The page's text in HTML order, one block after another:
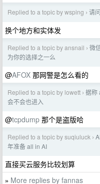
Replied to a topic by wsping › 请
换个地方和实体发
Replied to a topic by ansnail › 微
为你的选择之一么
@AFOX 那网警是怎么看的
Replied to a topic by lowett › 据称
会不会也进入
@tcpdump 那个是盗版哈
Replied to a topic by suqiuluck ›
年准备 all in AI
直接买云服务比较划算
» More replies by fannas